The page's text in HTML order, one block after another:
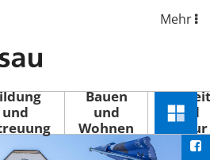
Mehr
und
Bauen
und
Wohnen
Freizeit
und
Kultur
Menü